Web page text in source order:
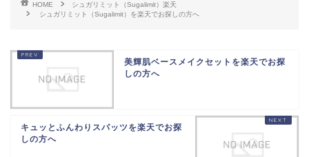
HOME
シュガリミット（Sugalimit）楽天
シュガリミット（Sugalimit）を楽天でお探しの方へ
美輝肌ベースメイクセットを楽天でお探
しの方へ
キュッとふんわりスパッツを楽天でお探
しの方へ